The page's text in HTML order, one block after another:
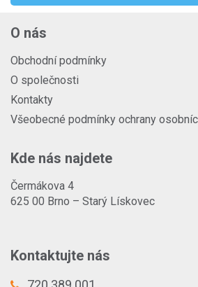
O nás
Obchodní podmínky
O společnosti
Kontakty
Všeobecné podmínky ochrany
Kde nás najdete
Čermákova 4
625 00 Brno – Starý Lískovec
Kontaktujte nás